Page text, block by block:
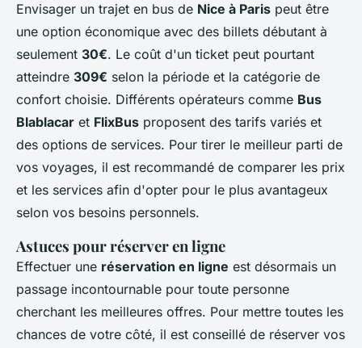
Envisager un trajet en bus de Nice à Paris peut être
une option économique avec des billets débutant à
seulement 30€. Le coût d'un ticket peut pourtant
atteindre 309€ selon la période et la catégorie de
confort choisie. Différents opérateurs comme Bus
Blablacar et FlixBus proposent des tarifs variés et
des options de services. Pour tirer le meilleur parti de
vos voyages, il est recommandé de comparer les prix
et les services afin d'opter pour le plus avantageux
selon vos besoins personnels.
Astuces pour réserver en ligne
Effectuer une réservation en ligne est désormais un
passage incontournable pour toute personne
cherchant les meilleures offres. Pour mettre toutes les
chances de votre côté, il est conseillé de réserver vos